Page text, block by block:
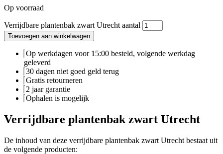
Op voorraad
Verrijdbare plantenbak zwart Utrecht aantal
Toevoegen aan winkelwagen
Op werkdagen voor 15:00 besteld, volgende werkdag
geleverd
30 dagen niet goed geld terug
Gratis retourneren
2 jaar garantie
Ophalen is mogelijk
Verrijdbare plantenbak zwart Utrecht
De inhoud van deze verrijdbare plantenbak zwart Utrecht bestaat uit
de volgende producten: